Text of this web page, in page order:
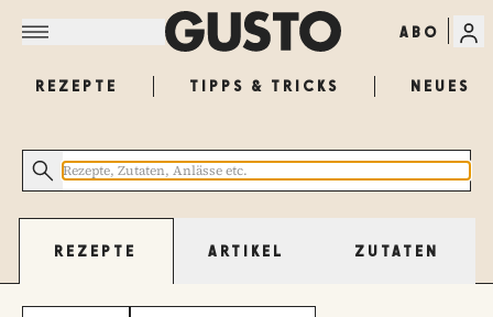
ABO
REZEPTE TIPPS & TRICKS NEUES
REZEPTE ARTIKEL ZUTATEN